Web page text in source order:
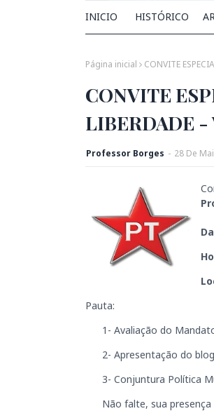
INICIO HISTÓRICO
Página inicial CONVITE
CONVITE
LIBERDADE -
Professor Borges - 28 De
Pauta:
1- Avaliação do
2- Apresentação do
3- Conjuntura Política
Não falte, sua